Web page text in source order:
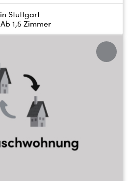
in Stuttgart
Ab 1,5 Zimmer